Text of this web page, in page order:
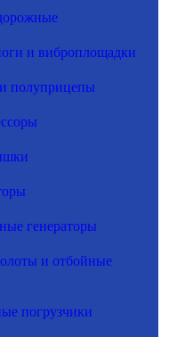
и виброплощадки
полуприцепы
генераторы
и отбойные
погрузчики